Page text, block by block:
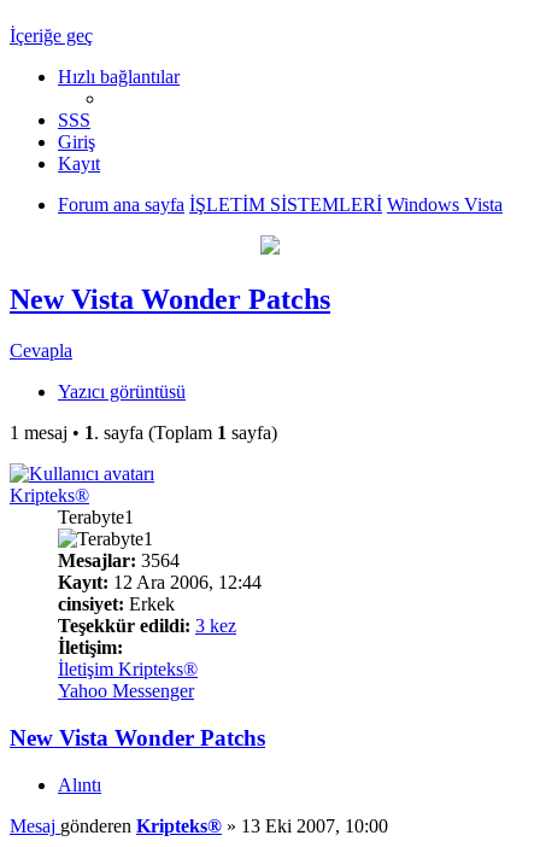
İçeriğe geç
Hızlı bağlantılar
SSS
Giriş
Kayıt
Forum ana sayfa İŞLETİM SİSTEMLERİ Windows Vista
New Vista Wonder Patchs
Cevapla
Yazıcı görüntüsü
1 mesaj • 1. sayfa (Toplam 1 sayfa)
Kripteks®
Terabyte1
Mesajlar: 3564
Kayıt: 12 Ara 2006, 12:44
cinsiyet: Erkek
Teşekkür edildi: 3 kez
İletişim:
İletişim Kripteks®
Yahoo Messenger
New Vista Wonder Patchs
Alıntı
Mesaj gönderen Kripteks® » 13 Eki 2007, 10:00